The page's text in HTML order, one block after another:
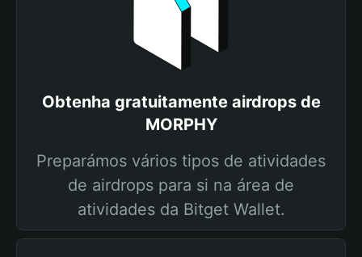
Obtenha gratuitamente airdrops de
MORPHY
Preparámos vários tipos de atividades
de airdrops para si na área de
atividades da Bitget Wallet.